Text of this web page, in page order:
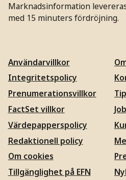
Marknadsinformation
med 15 minuters fördröjning.
Användarvillkor
Integritetspolicy
Prenumerationsvillkor
FactSet villkor
Värdepapperspolicy
Redaktionell policy
Om cookies
Tillgänglighet på EFN